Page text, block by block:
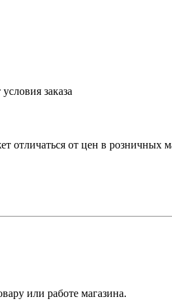
заказа
отличаться от цен в розничных
или работе магазина.